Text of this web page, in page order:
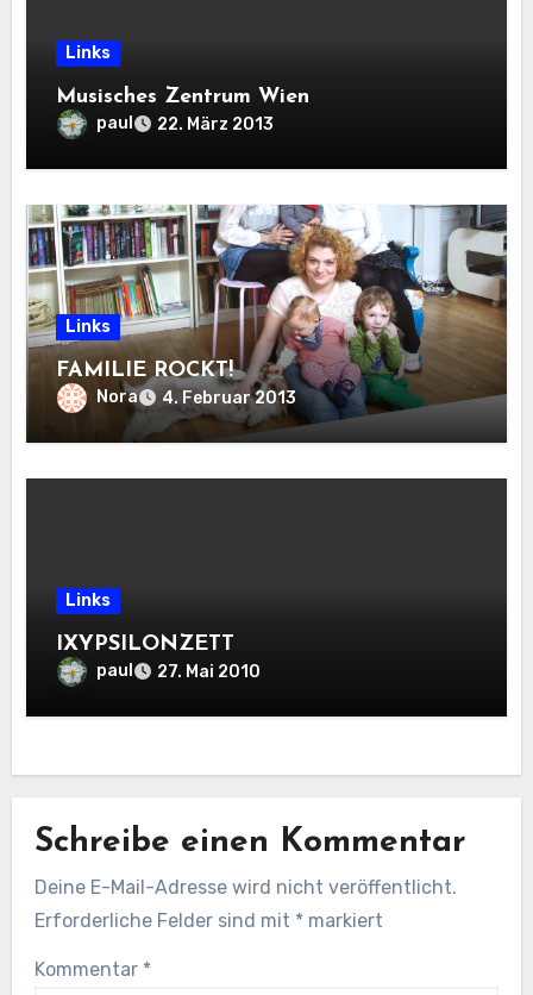
Links
Musisches Zentrum Wien
paul 22. März 2013
Links
FAMILIE ROCKT!
Nora 4. Februar 2013
Links
IXYPSILONZETT
paul 27. Mai 2010
Schreibe einen Kommentar
Deine E-Mail-Adresse wird nicht veröffentlicht.
Erforderliche Felder sind mit * markiert
Kommentar *